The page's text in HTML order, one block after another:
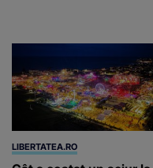
LIBERTATEA.RO